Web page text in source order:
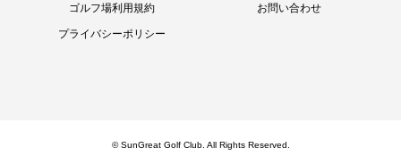
ゴルフ場利用規約
プライバシーポリシー
お問い合わせ
© SunGreat Golf Club. All Rights Reserved.